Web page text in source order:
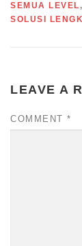
SEMUA LEVEL ,
SOLUSI
LEAVE A
COMMENT *